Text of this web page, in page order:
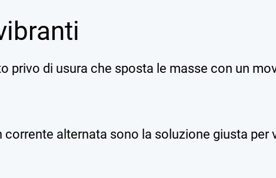
privo di usura che sposta le masse con un
alternata sono la soluzione giusta per